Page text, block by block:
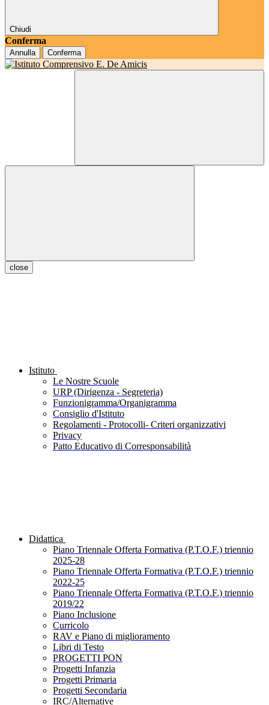
Chiudi
Conferma
Annulla Conferma
close
Istituto
Le Nostre Scuole
URP (Dirigenza - Segreteria)
Funzionigramma/Organigramma
Consiglio d'Istituto
Regolamenti - Protocolli- Criteri organizzativi
Privacy
Patto Educativo di Corresponsabilità
Didattica
Piano Triennale Offerta Formativa (P.T.O.F.) triennio
2025-28
Piano Triennale Offerta Formativa (P.T.O.F.) triennio
2022-25
Piano Triennale Offerta Formativa (P.T.O.F.) triennio
2019/22
Piano Inclusione
Curricolo
RAV e Piano di miglioramento
Libri di Testo
PROGETTI PON
Progetti Infanzia
Progetti Primaria
Progetti Secondaria
IRC/Alternative